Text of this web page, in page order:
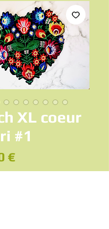
XL coeur
#1
€Prix